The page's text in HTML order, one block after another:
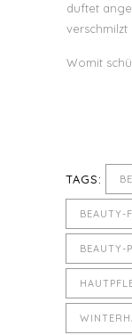
duftet
verschmilzt
Womit
TAGS:
BEAUTY-
BEAUTY-